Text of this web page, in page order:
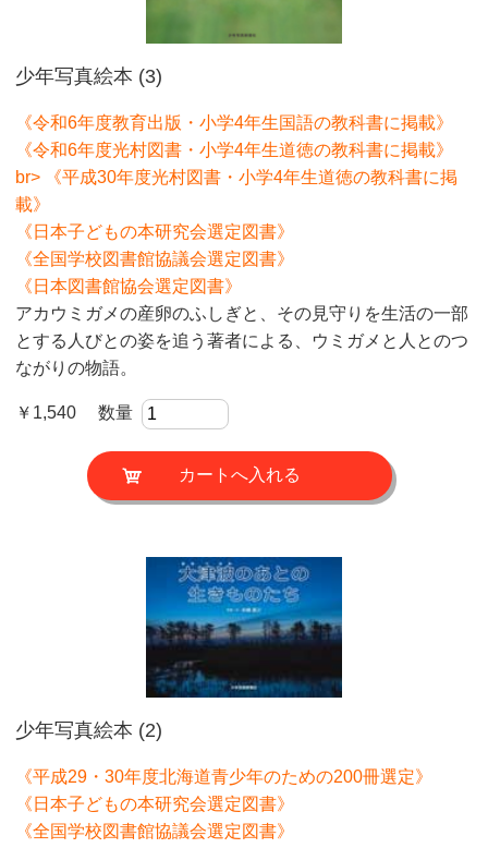
少年写真絵本 (3)
《令和6年度教育出版・小学4年生国語の教科書に掲載》
《令和6年度光村図書・小学4年生道徳の教科書に掲載》
br> 《平成30年度光村図書・小学4年生道徳の教科書に掲
載》
《日本子どもの本研究会選定図書》
《全国学校図書館協議会選定図書》
《日本図書館協会選定図書》
アカウミガメの産卵のふしぎと、その見守りを生活の一部
とする人びとの姿を追う著者による、ウミガメと人とのつ
ながりの物語。
￥1,540 数量
少年写真絵本 (2)
《平成29・30年度北海道青少年のための200冊選定》
《日本子どもの本研究会選定図書》
《全国学校図書館協議会選定図書》